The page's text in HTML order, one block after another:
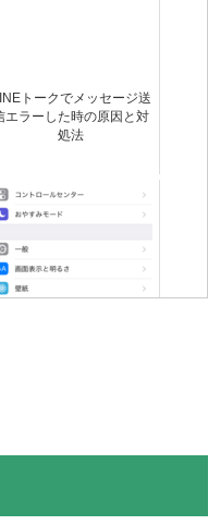
トークでメッセージ送
エラーした時の原因と対
処法